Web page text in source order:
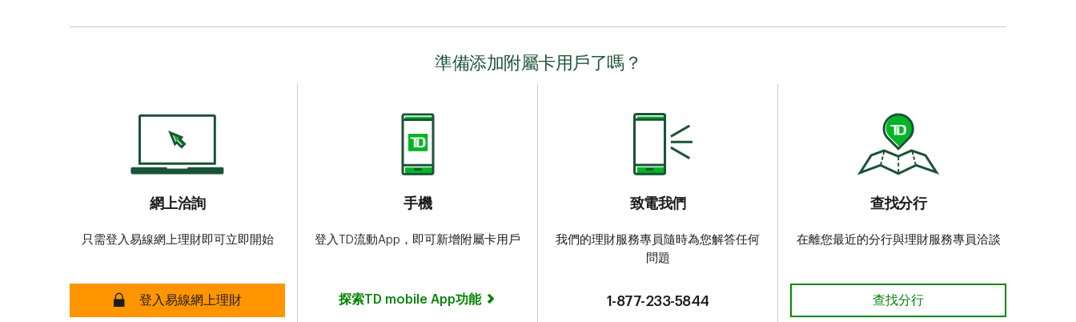
準備添加附屬卡用戶了嗎？
網上洽詢
只需登入易線網上理財即可立即開始
網上保障
登入易線網上理財
手機
登入TD流動App，即可新增附屬卡用戶
探索TD mobile App功能
致電我們
我們的理財服務專員隨時為您解答任何
問題
1-877-233-5844
查找分行​​​​​​​
在離您最近的分行與理財服務專員洽談
查找分行​​​​​​​
查找分行​​​​​​​